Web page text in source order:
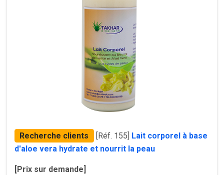
Recherche clients [Réf. 155] Lait corporel à base
d'aloe vera hydrate et nourrit la peau
[Prix sur demande]